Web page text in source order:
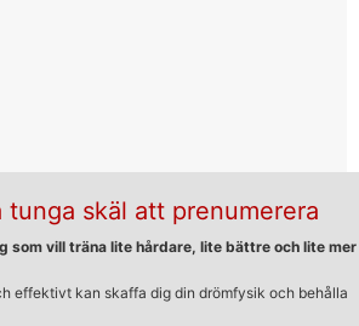
tunga skäl att prenumerera
som vill träna lite hårdare, lite bättre och lite mer
effektivt kan skaffa dig din drömfysik och behålla